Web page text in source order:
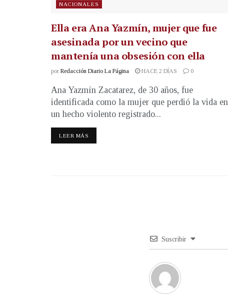
NACIONALES
Ella era Ana Yazmín, mujer que fue
asesinada por un vecino que
mantenía una obsesión con ella
por Redacción Diario La Página HACE 2 DÍAS 0
Ana Yazmín Zacatarez, de 30 años, fue
identificada como la mujer que perdió la vida en
un hecho violento registrado...
LEER MÁS
Suscribir